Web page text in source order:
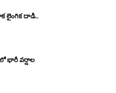
లైంగిక దాడి..
భారీ వర్షాల